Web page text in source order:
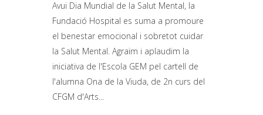
Avui Dia Mundial de la Salut Mental, la
Fundació Hospital es suma a promoure
el benestar emocional i sobretot cuidar
la Salut Mental. Agraïm i aplaudim la
iniciativa de l'Escola GEM pel cartell de
l'alumna Ona de la Viuda, de 2n curs del
CFGM d'Arts...